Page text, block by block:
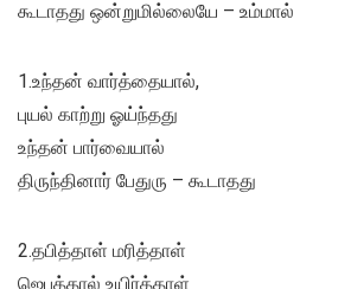
கூடாதது ஒன்றுமில்லையே – உம்மால்
1.உந்தன் வார்த்தையால்,
புயல் காற்று ஓய்ந்தது
உந்தன் பார்வையால்
திருந்தினார் பேதுரு – கூடாதது
2.தபித்தாள் மரித்தாள்
ஜெபத்தால் உயிர்த்தாள்